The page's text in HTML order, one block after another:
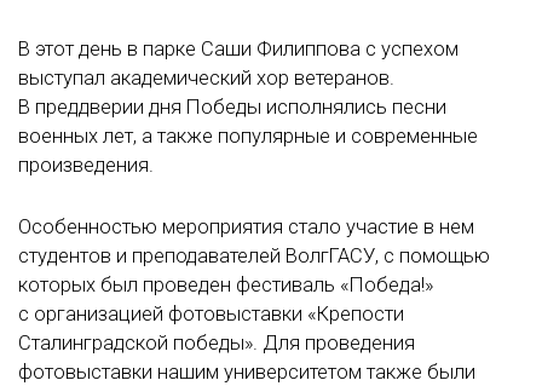
В этот день в парке Саши Филиппова с успехом
выступал академический хор ветеранов.
В преддверии дня Победы исполнялись песни
военных лет, а также популярные и современные
произведения.
Особенностью мероприятия стало участие в нем
студентов и преподавателей ВолгГАСУ, с помощью
которых был проведен фестиваль «Победа!»
с организацией фотовыставки «Крепости
Сталинградской победы». Для проведения
фотовыставки нашим университетом также были